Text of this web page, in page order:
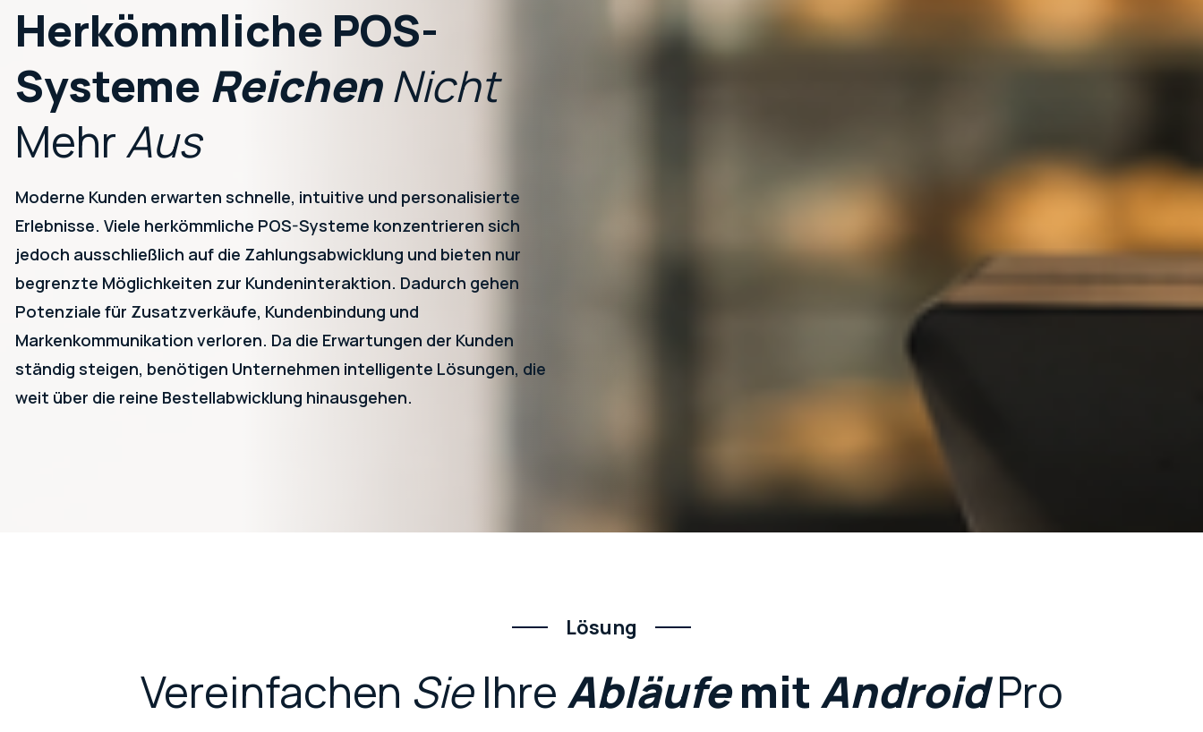
Herkömmliche POS-
Systeme Reichen Nicht
MehrAus
Moderne Kunden erwarten schnelle, intuitive und personalisierte
Erlebnisse. Viele herkömmliche POS-Systeme konzentrieren sich
jedoch ausschließlich auf die Zahlungsabwicklung und bieten nur
begrenzte Möglichkeiten zur Kundeninteraktion. Dadurch gehen
Potenziale für Zusatzverkäufe, Kundenbindung und
Markenkommunikation verloren. Da die Erwartungen der Kunden
ständig steigen, benötigen Unternehmen intelligente Lösungen, die
weit über die reine Bestellabwicklung hinausgehen.
Lösung
Vereinfachen Sie Ihre Abläufe mit Android Pro